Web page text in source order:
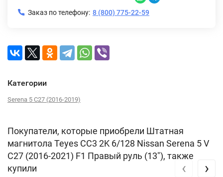
Заказ по телефону: 8 (800) 775-22-59
Категории
Serena 5 C27 (2016-2019)
Покупатели, которые приобрели Штатная
магнитола Teyes CC3 2K 6/128 Nissan Serena 5 V
C27 (2016-2021) F1 Правый руль (13"), также
купили
‹ ›